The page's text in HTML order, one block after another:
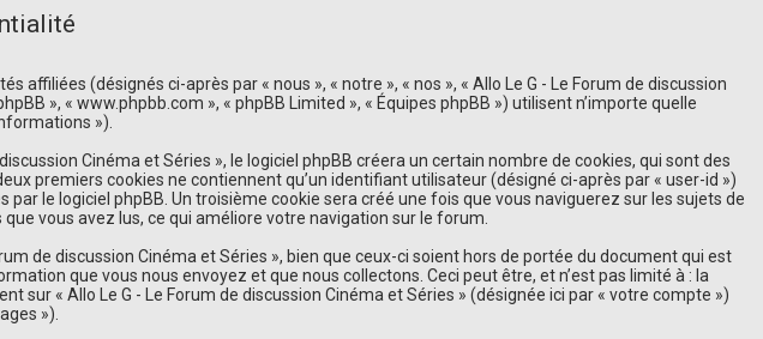
(désignés ci-après par « nous », « notre », « nos », « Allo Le G - Le Forum de discussion
», « www.phpbb.com », « phpBB Limited », « Équipes phpBB ») utilisent n’importe quelle
»).
Cinéma et Séries », le logiciel phpBB créera un certain nombre de cookies, qui sont des
premiers cookies ne contiennent qu’un identifiant utilisateur (désigné ci-après par « user-id »)
le logiciel phpBB. Un troisième cookie sera créé une fois que vous naviguerez sur les sujets de
vous avez lus, ce qui améliore votre navigation sur le forum.
de discussion Cinéma et Séries », bien que ceux-ci soient hors de portée du document qui est
que vous nous envoyez et que nous collectons. Ceci peut être, et n’est pas limité à : la
« Allo Le G - Le Forum de discussion Cinéma et Séries » (désignée ici par « votre compte »)
»).